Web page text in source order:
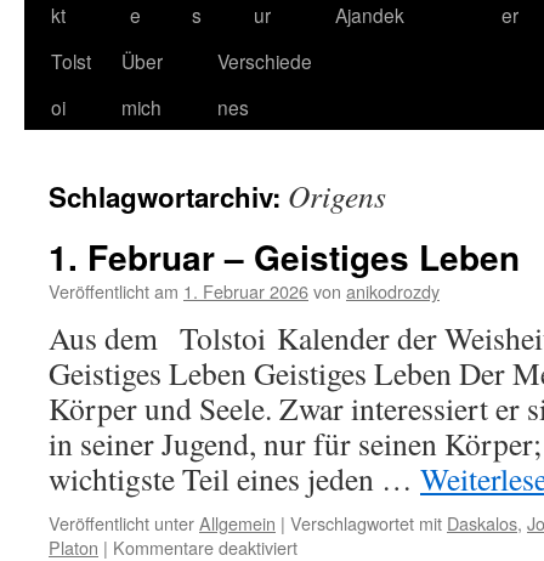
kt
e
s
ur
Ajandek
er
Tolst
oi
Über
mich
Verschiede
nes
Schlagwortarchiv: Origens
1. Februar – Geistiges Leben
Veröffentlicht am 1. Februar 2026von anikodrozdy
Aus dem Tolstoi Kalender der
Geistiges Leben Geistiges Leben Der
Körper und Seele. Zwar interessiert er
in seiner Jugend, nur für seinen
wichtigste Teil eines jeden …
Veröffentlicht unterAllgemein | Verschlagwortet mit Daskalos,
Platon | Kommentare deaktiviertfür